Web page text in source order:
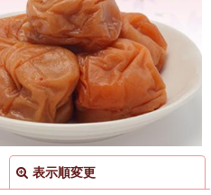
表示順変更